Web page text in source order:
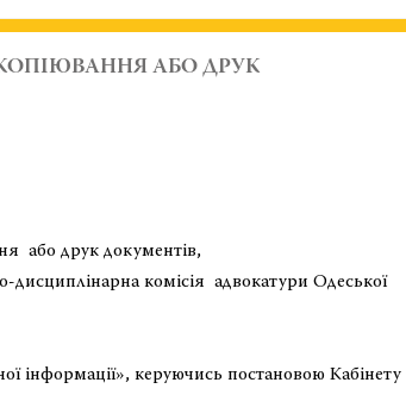
АБО ДРУК
або друк документів,
комісія адвокатури Одеської
інформації», керуючись постановою Кабінету